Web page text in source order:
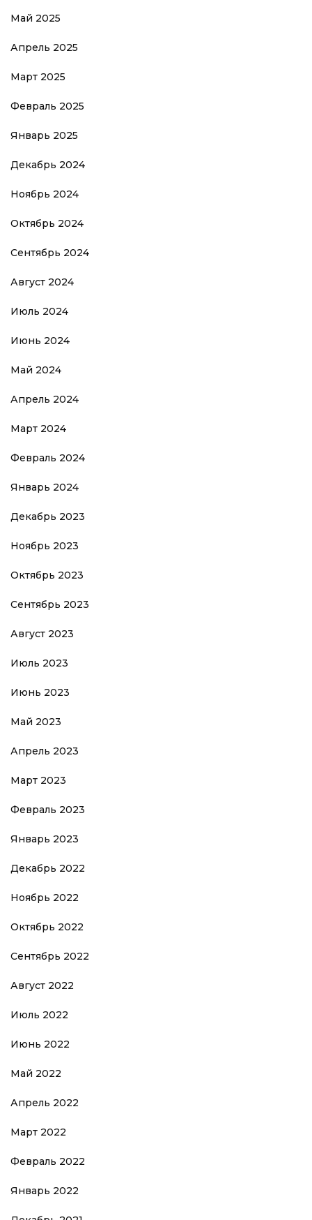
Май 2025
Апрель 2025
Март 2025
Февраль 2025
Январь 2025
Декабрь 2024
Ноябрь 2024
Октябрь 2024
Сентябрь 2024
Август 2024
Июль 2024
Июнь 2024
Май 2024
Апрель 2024
Март 2024
Февраль 2024
Январь 2024
Декабрь 2023
Ноябрь 2023
Октябрь 2023
Сентябрь 2023
Август 2023
Июль 2023
Июнь 2023
Май 2023
Апрель 2023
Март 2023
Февраль 2023
Январь 2023
Декабрь 2022
Ноябрь 2022
Октябрь 2022
Сентябрь 2022
Август 2022
Июль 2022
Июнь 2022
Май 2022
Апрель 2022
Март 2022
Февраль 2022
Январь 2022